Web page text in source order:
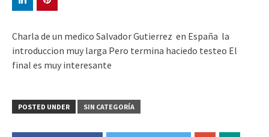
Charla de un medico Salvador Gutierrez en España la
introduccion muy larga Pero termina haciedo testeo El
final es muy interesante
POSTED UNDER SIN CATEGORÍA